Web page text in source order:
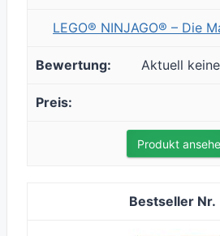
LEGO® NINJAGO® – Die
Aktuell
Produkt